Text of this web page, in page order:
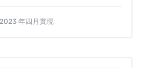
年四月實現